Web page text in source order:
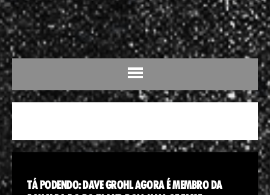
TÁ PODENDO: DAVE GROHL AGORA É MEMBRO DA